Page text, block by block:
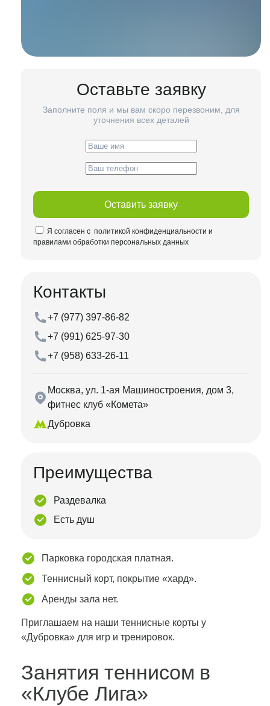
Оставьте заявку
Заполните поля и мы вам скоро перезвоним, для
уточнения всех деталей
Оставить заявку
Я согласен с политикой конфиденциальности и
правилами обработки персональных данных
Контакты
+7 (977) 397-86-82
+7 (991) 625-97-30
+7 (958) 633-26-11
Москва, ул. 1-ая Машиностроения, дом 3,
фитнес клуб «Комета»
Дубровка
Преимущества
Раздевалка
Есть душ
Парковка городская платная.
Теннисный корт, покрытие «хард».
Аренды зала нет.
Приглашаем на наши теннисные корты у
«Дубровка» для игр и тренировок.
Занятия теннисом в
«Клубе Лига»